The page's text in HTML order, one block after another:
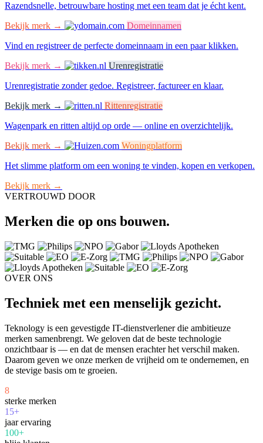
Razendsnelle, betrouwbare hosting met een team dat je écht kent.
Bekijk merk →
Domeinnamen
Vind en registreer de perfecte domeinnaam in een paar klikken.
Bekijk merk →
Urenregistratie
Urenregistratie zonder gedoe. Registreer, factureer en klaar.
Bekijk merk →
Rittenregistratie
Wagenpark en ritten altijd op orde — online en overzichtelijk.
Bekijk merk →
Woningplatform
Het slimme platform om een woning te vinden, kopen en verkopen.
Bekijk merk →
VERTROUWD DOOR
Merken die op ons bouwen.
OVER ONS
Techniek met een menselijk gezicht.
Teknology is een gevestigde IT-dienstverlener die ambitieuze
merken samenbrengt. We geloven dat de beste technologie
onzichtbaar is — en dat de mensen erachter het verschil maken.
Daarom geven we onze merken de vrijheid om te ondernemen, en
de stevige basis om te groeien.
8
sterke merken
15+
jaar ervaring
100+